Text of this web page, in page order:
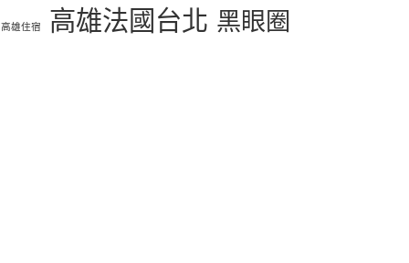
高雄住宿 高雄法國台北 黑眼圈